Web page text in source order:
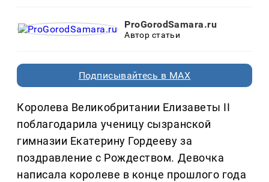
ProGorodSamara.ru
Автор статьи
Подписывайтесь в MAX
Королева Великобритании Елизаветы II
поблагодарила ученицу сызранской
гимназии Екатерину Гордееву за
поздравление с Рождеством. Девочка
написала королеве в конце прошлого года